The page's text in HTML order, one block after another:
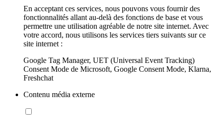
En acceptant ces services, nous pouvons vous fournir des
fonctionnalités allant au-delà des fonctions de base et vous
permettre une utilisation agréable de notre site internet. Avec
votre accord, nous utilisons les services tiers suivants sur ce
site internet :
Google Tag Manager, UET (Universal Event Tracking)
Consent Mode de Microsoft, Google Consent Mode, Klarna,
Freshchat
Contenu média externe